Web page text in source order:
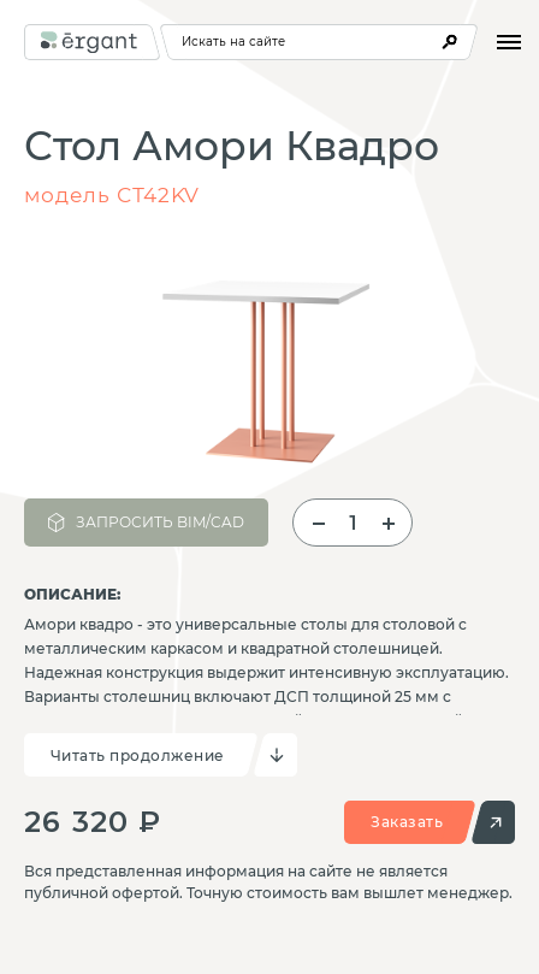
Искать на сайте
Стол Амори Квадро
модель СТ42KV
ЗАПРОСИТЬ BIM/CAD
ОПИСАНИЕ:
Амори квадро - это универсальные столы для столовой с
металлическим каркасом и квадратной столешницей.
Надежная конструкция выдержит интенсивную эксплуатацию.
Варианты столешниц включают ДСП толщиной 25 мм с
пластиковым покрытием и кромкой ПВХ, ДСП толщиной 25 мм
с HPL-покрытием и кромкой ПВХ, ДСП толщиной 38 мм с
пластиковым покрытием и кромкой ПВХ, а также компактный
друг к другу вплотную, что позволяет легко создавать больше
рабочих поверхностей рядом и напротив друг друга.
Продукция имеет сертификаты соответствия и гигиенические
сертификаты на материалы.
Читать продолжение
26 320 ₽ Заказать
Вся представленная информация на сайте не является
публичной офертой. Точную стоимость вам вышлет менеджер.